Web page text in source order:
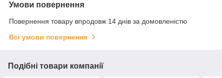
Умови повернення
Повернення товару впродовж 14 днів за домовленістю
Всі умови повернення
Подібні товари компанії